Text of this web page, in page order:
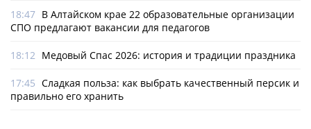
18:47 В Алтайском крае 22 образовательные организации
СПО предлагают вакансии для педагогов
18:12 Медовый Спас 2026: история и традиции праздника
17:45 Сладкая польза: как выбрать качественный персик и
правильно его хранить